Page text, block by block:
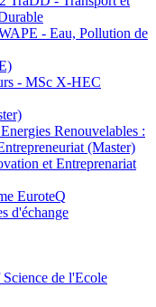
- Eau, Pollution de
- MSc X-HEC
Renouvelables :
(Master)
et Entreprenariat
EuroteQ
d'échange
de l'Ecole